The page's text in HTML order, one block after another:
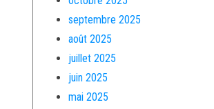
septembre 2025
août 2025
juillet 2025
juin 2025
mai 2025